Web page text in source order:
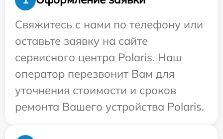
Свяжитесь с нами по телефону или
оставьте заявку на сайте
сервисного центра Polaris. Наш
оператор перезвонит Вам для
уточнения стоимости и сроков
ремонта Вашего устройства Polaris.